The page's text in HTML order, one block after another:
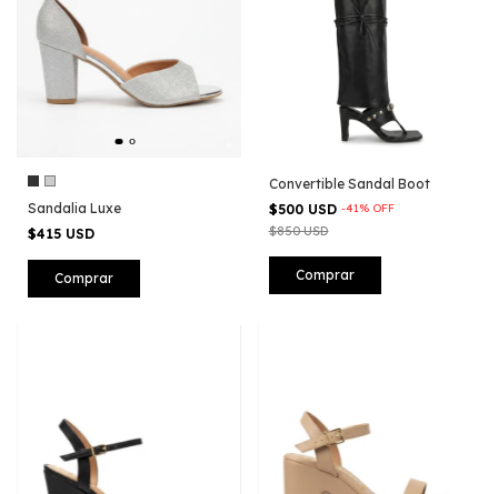
Sandalia Luxe
$415 USD
Comprar
Convertible Sandal Boot
$500 USD -41% OFF
$850 USD
Comprar